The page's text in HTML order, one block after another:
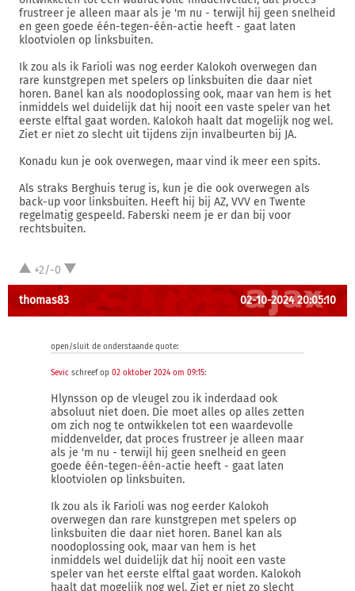
frustreer je alleen maar als je 'm nu - terwijl hij geen snelheid
en geen goede één-tegen-één-actie heeft - gaat laten
klootviolen op linksbuiten.
Ik zou als ik Farioli was nog eerder Kalokoh overwegen dan
rare kunstgrepen met spelers op linksbuiten die daar niet
horen. Banel kan als noodoplossing ook, maar van hem is het
inmiddels wel duidelijk dat hij nooit een vaste speler van het
eerste elftal gaat worden. Kalokoh haalt dat mogelijk nog wel.
Ziet er niet zo slecht uit tijdens zijn invalbeurten bij JA.
Konadu kun je ook overwegen, maar vind ik meer een spits.
Als straks Berghuis terug is, kun je die ook overwegen als
back-up voor linksbuiten. Heeft hij bij AZ, VVV en Twente
regelmatig gespeeld. Faberski neem je er dan bij voor
rechtsbuiten.
+2/-0
thomas83 02-10-2024 20:05:10
open/sluit de onderstaande quote:
Sevic schreef op 02 oktober 2024 om 09:15:
Hlynsson op de vleugel zou ik inderdaad ook
absoluut niet doen. Die moet alles op alles zetten
om zich nog te ontwikkelen tot een waardevolle
middenvelder, dat proces frustreer je alleen maar
als je 'm nu - terwijl hij geen snelheid en geen
goede één-tegen-één-actie heeft - gaat laten
klootviolen op linksbuiten.
Ik zou als ik Farioli was nog eerder Kalokoh
overwegen dan rare kunstgrepen met spelers op
linksbuiten die daar niet horen. Banel kan als
noodoplossing ook, maar van hem is het
inmiddels wel duidelijk dat hij nooit een vaste
speler van het eerste elftal gaat worden. Kalokoh
haalt dat mogelijk nog wel. Ziet er niet zo slecht